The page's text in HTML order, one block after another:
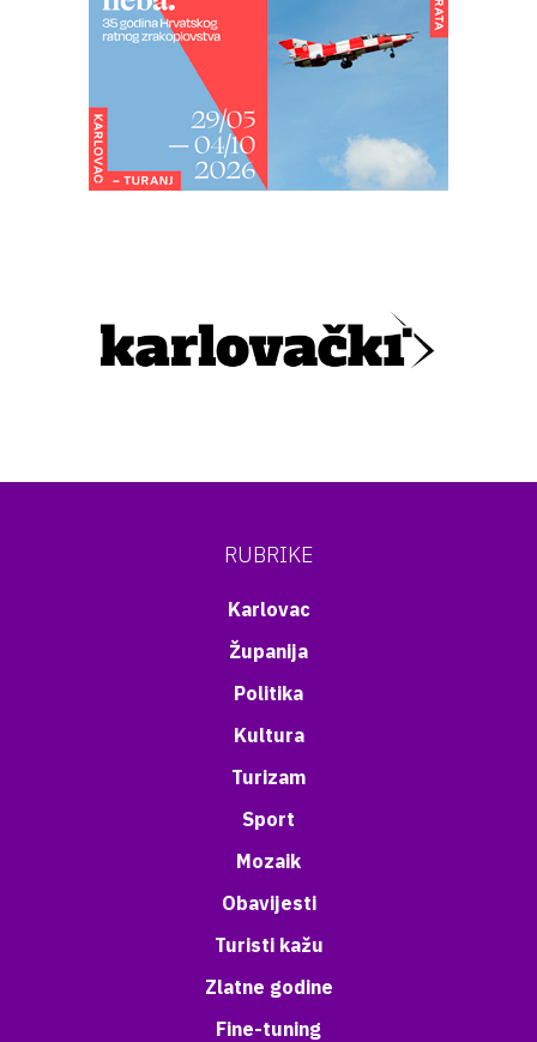
RUBRIKE
Karlovac
Županija
Politika
Kultura
Turizam
Sport
Mozaik
Obavijesti
Turisti kažu
Zlatne godine
Fine-tuning